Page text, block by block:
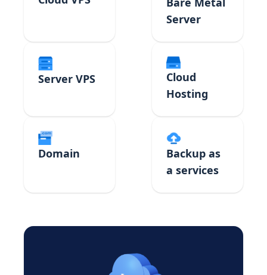
Server
Server VPS
Cloud
Hosting
Domain
Backup as
a services